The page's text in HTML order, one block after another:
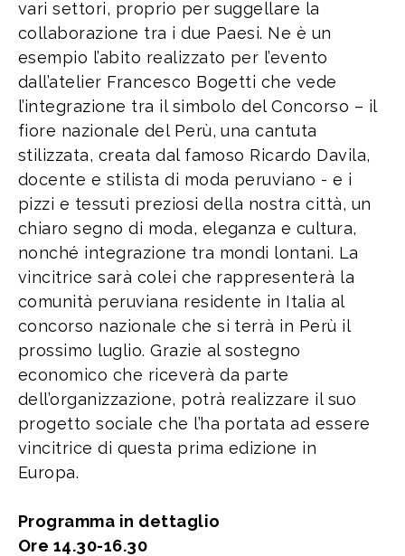
vari settori, proprio per suggellare la
collaborazione tra i due Paesi. Ne è un
esempio l’abito realizzato per l’evento
dall’atelier Francesco Bogetti che vede
l’integrazione tra il simbolo del Concorso – il
fiore nazionale del Perù, una cantuta
stilizzata, creata dal famoso Ricardo Davila,
docente e stilista di moda peruviano - e i
pizzi e tessuti preziosi della nostra città, un
chiaro segno di moda, eleganza e cultura,
nonché integrazione tra mondi lontani. La
vincitrice sarà colei che rappresenterà la
comunità peruviana residente in Italia al
concorso nazionale che si terrà in Perù il
prossimo luglio. Grazie al sostegno
economico che riceverà da parte
dell’organizzazione, potrà realizzare il suo
progetto sociale che l’ha portata ad essere
vincitrice di questa prima edizione in
Europa.
Programma in dettaglio
Ore 14.30-16.30